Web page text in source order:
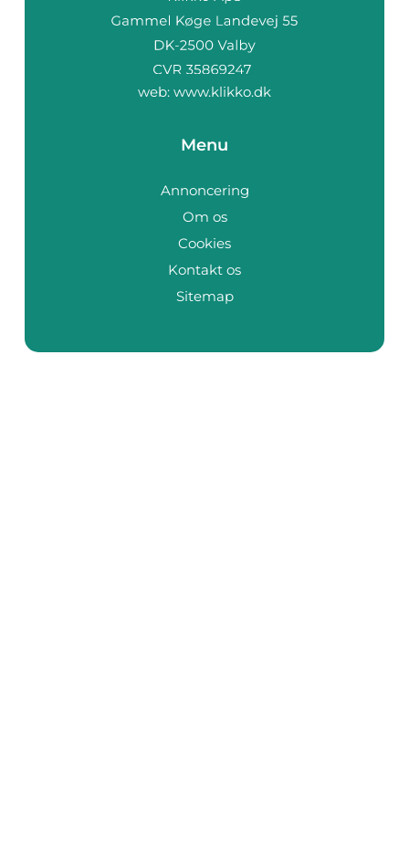
web: www.klikko.dk
Menu
Annoncering
Om os
Cookies
Kontakt os
Sitemap